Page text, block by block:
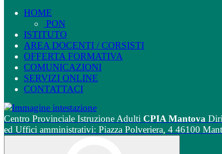
HOME
PON
ISTITUTO
AREA DOCENTI / CORSISTI
OFFERTA FORMATIVA
COMUNICAZIONI
SERVIZI ONLINE
CONTATTACI
Centro Provinciale Istruzione Adulti CPIA Mantova
ed Uffici amministrativi: Piazza Polveriera, 4 46100